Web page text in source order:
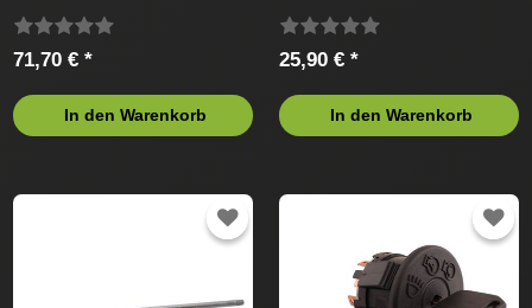
71,70 € *
In den Warenkorb
25,90 € *
In den Warenkorb